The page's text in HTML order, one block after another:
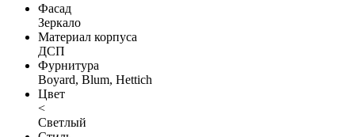
Фасад
Зеркало
Материал корпуса
ДСП
Фурнитура
Boyard, Blum, Hettich
Цвет
<
Светлый